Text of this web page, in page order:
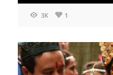
3K 1